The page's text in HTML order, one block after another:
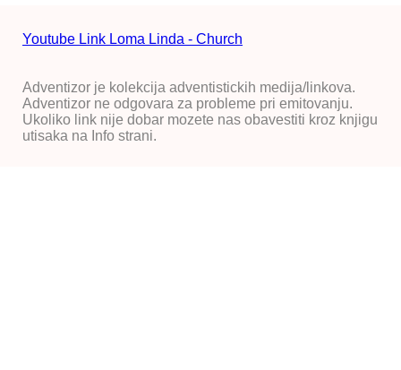
Youtube Link Loma Linda - Church
Adventizor je kolekcija adventistickih medija/linkova.
Adventizor ne odgovara za probleme pri emitovanju.
Ukoliko link nije dobar mozete nas obavestiti kroz knjigu
utisaka na Info strani.